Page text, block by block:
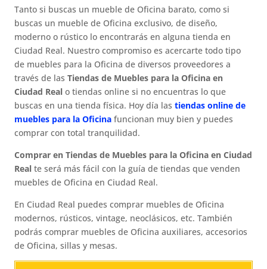
Tanto si buscas un mueble de Oficina barato, como si
buscas un mueble de Oficina exclusivo, de diseño,
moderno o rústico lo encontrarás en alguna tienda en
Ciudad Real. Nuestro compromiso es acercarte todo tipo
de muebles para la Oficina de diversos proveedores a
través de lasTiendas de Muebles para la Oficina en
Ciudad Real o tiendas online si no encuentras lo que
buscas en una tienda física. Hoy día lastiendas online de
muebles para la Oficina funcionan muy bien y puedes
comprar con total tranquilidad.
Comprar en Tiendas de Muebles para la Oficina en Ciudad
Real te será más fácil con la guía de tiendas que venden
muebles de Oficina en Ciudad Real.
En Ciudad Real puedes comprar muebles de Oficina
modernos, rústicos, vintage, neoclásicos, etc. También
podrás comprar muebles de Oficina auxiliares, accesorios
de Oficina, sillas y mesas.